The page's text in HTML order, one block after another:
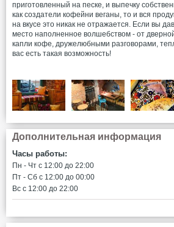
приготовленный на песке, и выпечку
как создатели кофейни веганы, то и вся
на вкусе это никак не отражается. Если вы
место наполненное волшебством - от
капли кофе, дружелюбными разговорами,
вас есть такая возможность!
Дополнительная информация
Часы работы:
Пн - Чт c 12:00 до 22:00
Пт - Сб c 12:00 до 00:00
Вс c 12:00 до 22:00